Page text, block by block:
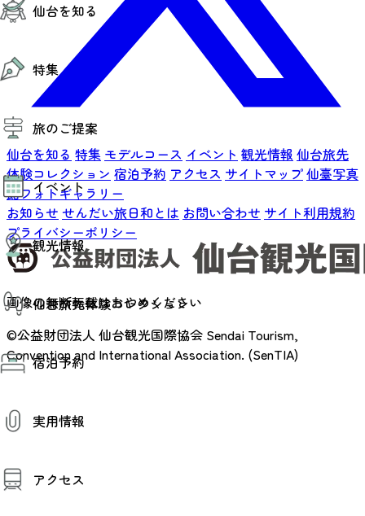
モデルコース
エリアガイド
お知らせ
お得なチケット
仙台を知る
仙台の魅力
エリアガイド
復興に向けて
仙台観光PR動画ライブラリー
仙台から行く東北周遊旅
伝統的工芸品
特集
特集
夜時間トピックス
旅のご提案
モデルコース
AIおまかせコース
オリジナルプラン
みんなの旅行記
イベント
イベント情報
その他イベント情報（音楽・展示会）
スポーツ情報
観光情報
温泉
季節のイベント
プロスポーツチーム・プロオーケストラ
仙台の銘品
仙台観光マップ
仙台旅先体験コレクション
仙台旅先体験コレクション
体験プログラム検索（予約）
体験事業者
宿泊予約
実用情報
お役立ち情報
アクセス
仙台を知る 特集 モデルコース イベント 観光情報 仙台旅先
体験コレクション 宿泊予約 アクセス サイトマップ仙臺写真
館フォトギャラリー
お知らせ せんだい旅日和とは お問い合わせ サイト利用規約
プライバシーポリシー
画像の無断転載はおやめください
©公益財団法人 仙台観光国際協会 Sendai Tourism,
Convention and International Association. (SenTIA)